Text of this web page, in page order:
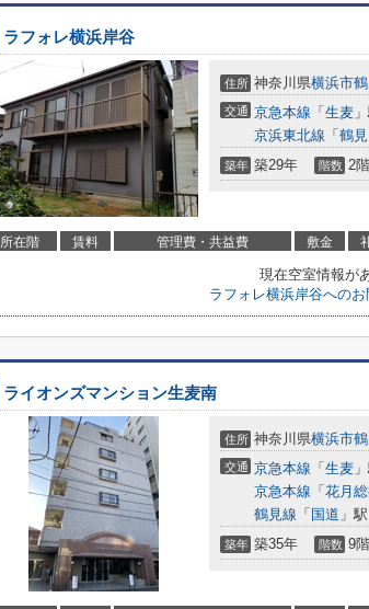
ラフォレ横浜岸谷
住所 神奈川県横浜市
交通 京急本線 「 生麦
京浜東北線 「 鶴見
築年 築29年 階数 2
所在階 賃料 管理費・共益費 敷金
現在空室情報が
ラフォレ横浜岸谷への
ライオンズマンション生麦南
住所 神奈川県横浜市
交通 京急本線 「 生麦
京急本線 「 花月
鶴見線 「 国道 」
築年 築35年 階数 9